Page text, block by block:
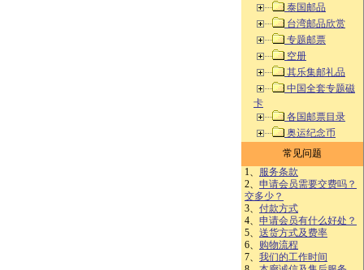
泰国邮品
台湾邮品欣赏
专题邮票
空册
其乐集邮礼品
中国全套专题磁
卡
各国邮票目录
奥运纪念币
常见问题
1、 服务条款
2、 申请会员需要交费吗？
交多少？
3、 付款方式
4、 申请会员有什么好处？
5、 送货方式及费率
6、 购物流程
7、 我们的工作时间